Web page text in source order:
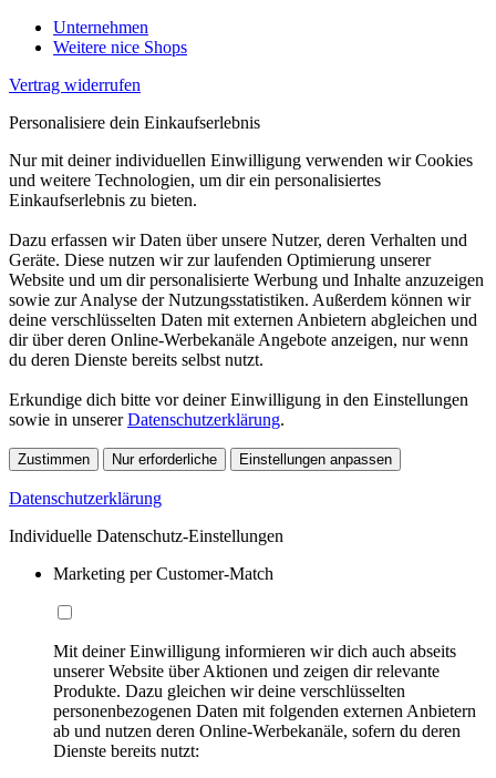
Unternehmen
Weitere nice Shops
Vertrag widerrufen
Personalisiere dein Einkaufserlebnis
Nur mit deiner individuellen Einwilligung verwenden wir Cookies
und weitere Technologien, um dir ein personalisiertes
Einkaufserlebnis zu bieten.
Dazu erfassen wir Daten über unsere Nutzer, deren Verhalten und
Geräte. Diese nutzen wir zur laufenden Optimierung unserer
Website und um dir personalisierte Werbung und Inhalte anzuzeigen
sowie zur Analyse der Nutzungsstatistiken. Außerdem können wir
deine verschlüsselten Daten mit externen Anbietern abgleichen und
dir über deren Online-Werbekanäle Angebote anzeigen, nur wenn
du deren Dienste bereits selbst nutzt.
Erkundige dich bitte vor deiner Einwilligung in den Einstellungen
sowie in unsererDatenschutzerklärung.
Zustimmen Nur erforderliche Einstellungen anpassen
Datenschutzerklärung
Individuelle Datenschutz-Einstellungen
Marketing per Customer-Match
Mit deiner Einwilligung informieren wir dich auch abseits
unserer Website über Aktionen und zeigen dir relevante
Produkte. Dazu gleichen wir deine verschlüsselten
personenbezogenen Daten mit folgenden externen Anbietern
ab und nutzen deren Online-Werbekanäle, sofern du deren
Dienste bereits nutzt: